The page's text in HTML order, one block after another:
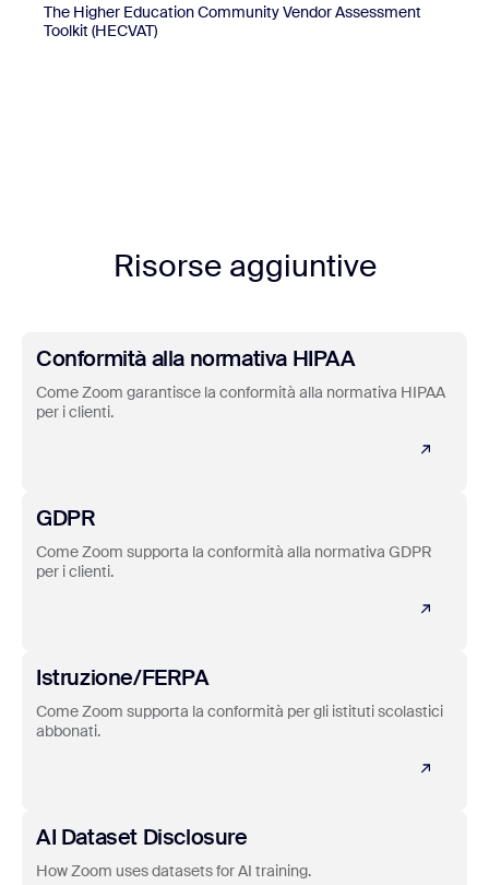
The Higher Education Community Vendor Assessment
Toolkit (HECVAT)
Risorse aggiuntive
Conformità alla normativa HIPAA
Come Zoom garantisce la conformità alla normativa HIPAA
per i clienti.
Scopri di più
GDPR
Come Zoom supporta la conformità alla normativa GDPR
per i clienti.
Scopri di più
Istruzione/FERPA
Come Zoom supporta la conformità per gli istituti scolastici
abbonati.
Scopri di più
AI Dataset Disclosure
How Zoom uses datasets for AI training.
Learn more